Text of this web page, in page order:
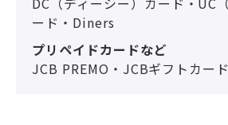
ード・Diners
プリペイドカードなど
JCB PREMO・JCBギフトカード